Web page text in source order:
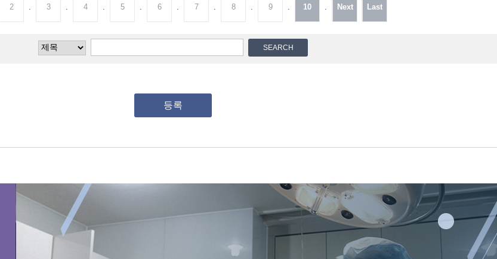
2 . 3 . 4 . 5 . 6 . 7 . 8 . 9 . 10 . Next Last
SEARCH
등록